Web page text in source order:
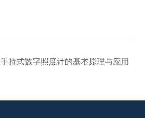
手持式数字照度计的基本原理与应用